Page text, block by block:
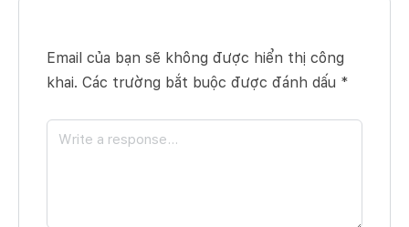
Email của bạn sẽ không được hiển thị công
khai. Các trường bắt buộc được đánh dấu *